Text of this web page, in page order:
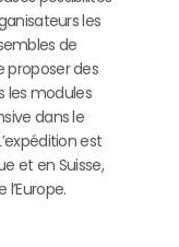
les
de
proposer des
les modules
dans le
est
et en Suisse,